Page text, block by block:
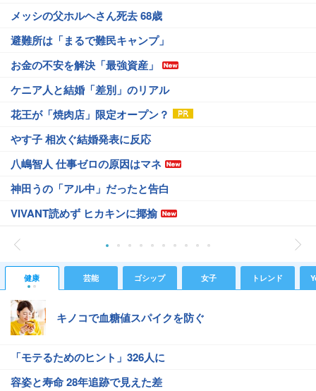
メッシの父ホルヘさん死去 68歳
避難所は「まるで難民キャンプ」
お金の不安を解決「最強資産」
ケニア人と結婚「差別」のリアル
花王が「焼肉店」限定オープン？
やす子 相次ぐ結婚発表に反応
八嶋智人 仕事ゼロの原因はマネ
神田うの「アル中」だったと告白
VIVANT読めず ヒカキンに揶揄
健康 芸能 ゴシップ 女子 トレンド
キノコで血糖値スパイクを防ぐ
「モテるためのヒント」326人に
容姿と寿命 28年追跡で見えた差